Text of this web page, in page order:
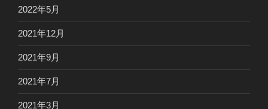
2022年5月
2021年12月
2021年9月
2021年7月
2021年3月